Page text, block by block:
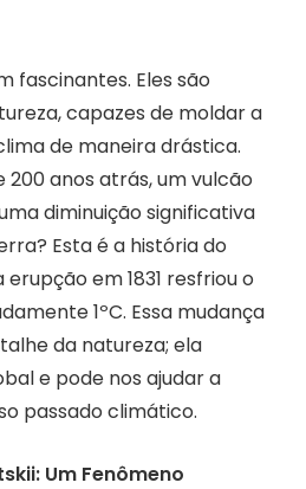
fascinantes. Eles são
capazes de moldar a
de maneira drástica.
200 anos atrás, um vulcão
diminuição significativa
Esta é a história do
em 1831 resfriou o
1ºC. Essa mudança
da natureza; ela
e pode nos ajudar a
passado climático.
Um Fenômeno